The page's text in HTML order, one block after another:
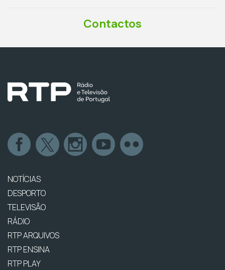
Contactos
NOTÍCIAS
DESPORTO
TELEVISÃO
RÁDIO
RTP ARQUIVOS
RTP ENSINA
RTP PLAY